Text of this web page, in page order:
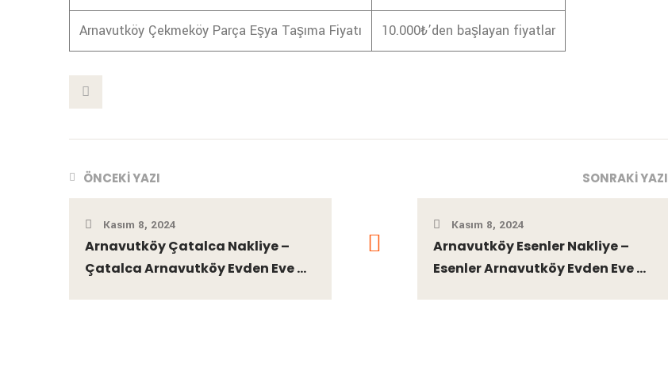
Arnavutköy Çekmeköy Parça Eşya Taşıma Fiyatı 10.000₺’den başlayan fiyatlar
ÖNCEKI YAZI
Kasım 8, 2024
Arnavutköy Çatalca Nakliye –
Çatalca Arnavutköy Evden Eve ...
SONRAKI YAZI
Kasım 8, 2024
Arnavutköy Esenler Nakliye –
Esenler Arnavutköy Evden Eve ...